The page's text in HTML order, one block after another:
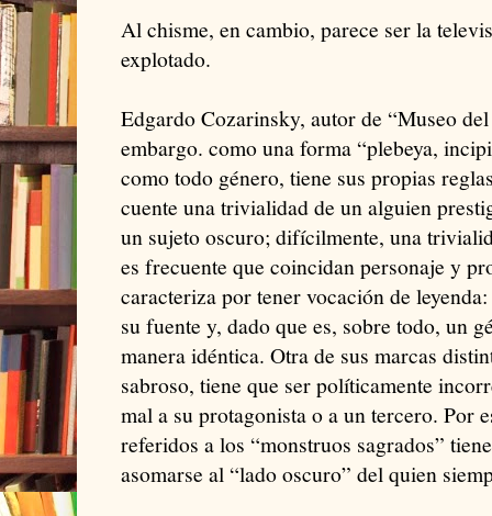
Al chisme, en cambio, parece ser la
explotado.
Edgardo Cozarinsky, autor de “Museo
embargo. como una forma “plebeya,
como todo género, tiene sus propias
cuente una trivialidad de un alguien
un sujeto oscuro; difícilmente, una
es frecuente que coincidan personaje y
caracteriza por tener vocación de
su fuente y, dado que es, sobre todo, un
manera idéntica. Otra de sus marcas
sabroso, tiene que ser políticamente
mal a su protagonista o a un tercero. Por
referidos a los “monstruos sagrados”
asomarse al “lado oscuro” del quien